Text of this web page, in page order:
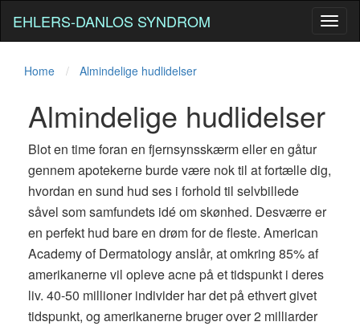
EHLERS-DANLOS SYNDROM
Home Almindelige hudlidelser
Almindelige hudlidelser
Blot en time foran en fjernsynsskærm eller en gåtur
gennem apotekerne burde være nok til at fortælle dig,
hvordan en sund hud ses i forhold til selvbillede
såvel som samfundets idé om skønhed. Desværre er
en perfekt hud bare en drøm for de fleste. American
Academy of Dermatology anslår, at omkring 85% af
amerikanerne vil opleve acne på et tidspunkt i deres
liv. 40-50 millioner individer har det på ethvert givet
tidspunkt, og amerikanerne bruger over 2 milliarder